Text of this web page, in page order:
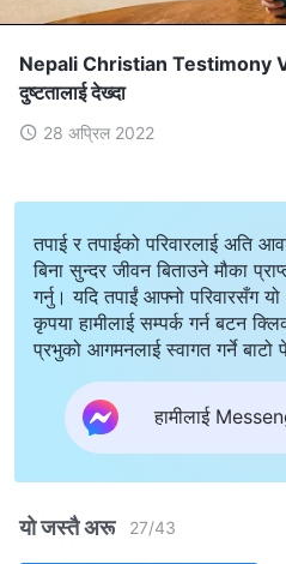
Nepali Christian Testimony
दुष्टतालाई देख्दा
28 अप्रिल 2022
तपाई र तपाईको परिवारलाई अति
बिना सुन्दर जीवन बिताउने मौका
गर्नु। यदि तपाईं आफ्नो परिवारसँग
कृपया हामीलाई सम्पर्क गर्न बटन
प्रभुको आगमनलाई स्वागत गर्ने बाटो
हामीलाई
यो जस्तै अरू 27/43